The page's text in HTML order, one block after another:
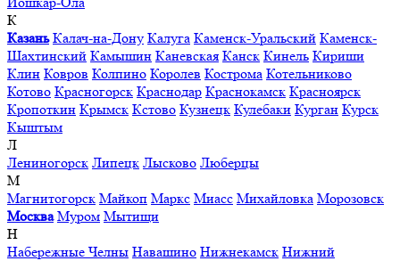
К
Казань Калач-на-Дону Калуга Каменск-Уральский Каменск-
Шахтинский Камышин Каневская Канск Кинель Кириши
Клин Ковров Колпино Королев Кострома Котельниково
Котово Красногорск Краснодар Краснокамск Красноярск
Кропоткин Крымск Кстово Кузнецк Кулебаки Курган Курск
Кыштым
Л
Лениногорск Липецк Лысково Люберцы
М
Магнитогорск Майкоп Маркс Миасс Михайловка Морозовск
Москва Муром Мытищи
Н
Набережные Челны Навашино Нижнекамск Нижний